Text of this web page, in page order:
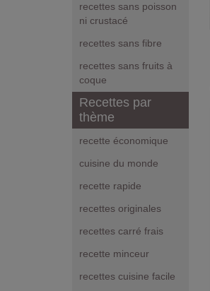
recettes sans poisson
ni crustacé
recettes sans fibre
recettes sans fruits à
coque
Recettes par
thème
recette économique
cuisine du monde
recette rapide
recettes originales
recettes carré frais
recette minceur
recettes cuisine facile